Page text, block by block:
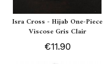
Isra Cross - Hijab One-Piece
Viscose Gris Clair
€11.90